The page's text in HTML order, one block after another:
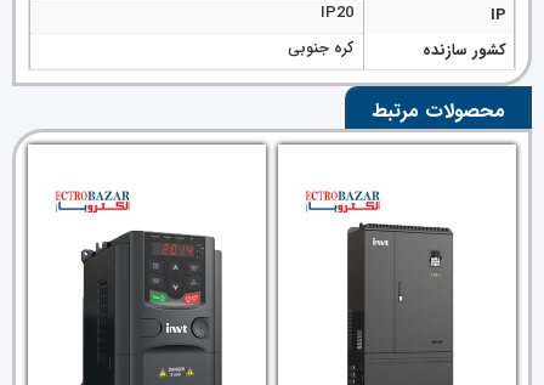
IP
IP20
کشور سازنده
کره جنوبی
محصولات مرتبط